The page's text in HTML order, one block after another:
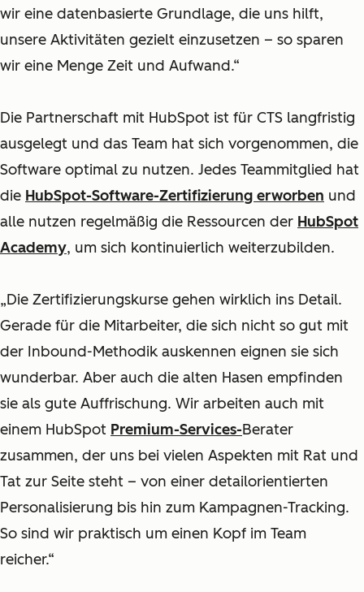
wir eine datenbasierte Grundlage, die uns hilft,
unsere Aktivitäten gezielt einzusetzen – so sparen
wir eine Menge Zeit und Aufwand.“
Die Partnerschaft mit HubSpot ist für CTS langfristig
ausgelegt und das Team hat sich vorgenommen, die
Software optimal zu nutzen. Jedes Teammitglied hat
die HubSpot-Software-Zertifizierung erworben und
alle nutzen regelmäßig die Ressourcen der HubSpot
Academy, um sich kontinuierlich weiterzubilden.
„Die Zertifizierungskurse gehen wirklich ins Detail.
Gerade für die Mitarbeiter, die sich nicht so gut mit
der Inbound-Methodik auskennen eignen sie sich
wunderbar. Aber auch die alten Hasen empfinden
sie als gute Auffrischung. Wir arbeiten auch mit
einem HubSpot Premium-Services-Berater
zusammen, der uns bei vielen Aspekten mit Rat und
Tat zur Seite steht – von einer detailorientierten
Personalisierung bis hin zum Kampagnen-Tracking.
So sind wir praktisch um einen Kopf im Team
reicher.“